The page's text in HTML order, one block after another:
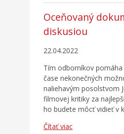
Oceňovaný
diskusiou
22.04.2022
Tím odborníkov
čase nekonečných
naliehavým posolstvom
filmovej kritiky za
ho budete môcť vidieť v
Čítať viac